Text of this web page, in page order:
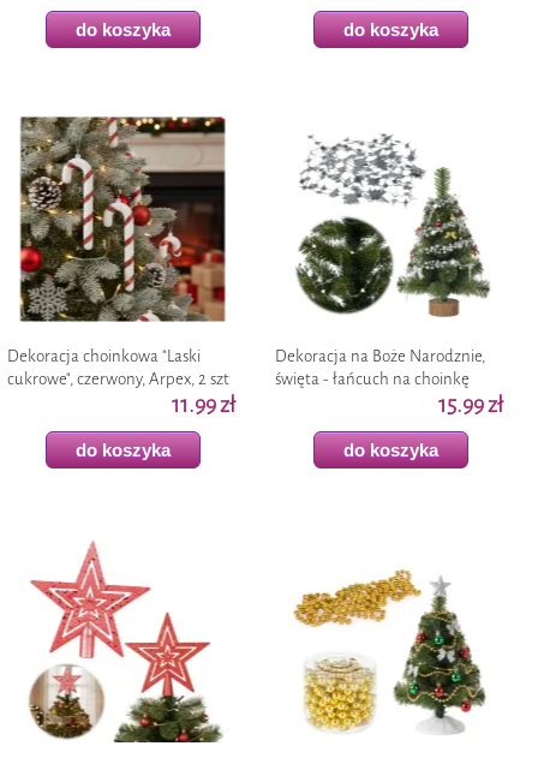
do koszyka do koszyka
Dekoracja choinkowa "Laski
cukrowe", czerwony, Arpex, 2 szt
11.99 zł
do koszyka
Dekoracja na Boże Narodznie,
święta - łańcuch na choinkę
15.99 zł
do koszyka